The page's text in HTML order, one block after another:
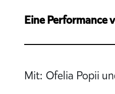
Eine Performance
Mit: Ofelia Popii